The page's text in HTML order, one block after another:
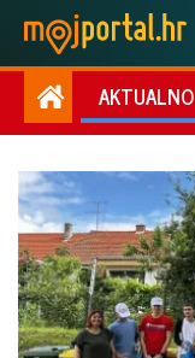
AKTUALNO